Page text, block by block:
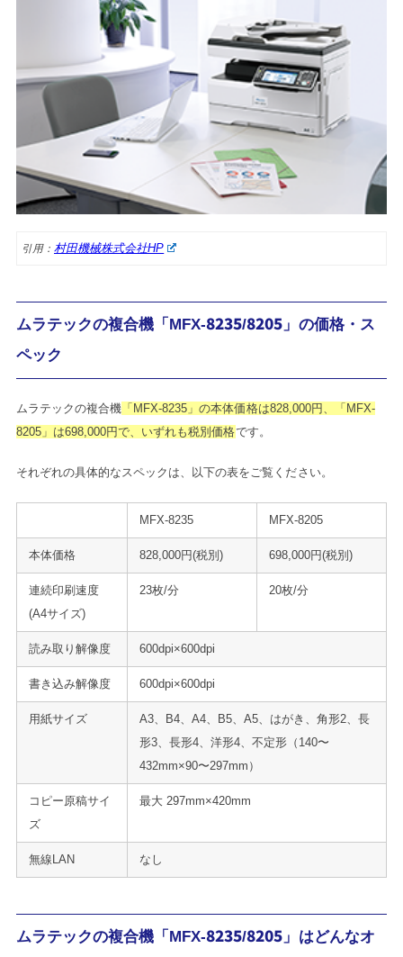
引用： 村田機械株式会社HP
ムラテックの複合機「MFX-8235/8205」の価格・ス
ペック
ムラテックの複合機 「MFX-8235」の本体価格は828,000円、「MFX-
8205」は698,000円で、いずれも税別価格です。
それぞれの具体的なスペックは、以下の表をご覧ください。
MFX-8235 MFX-8205
本体価格 828,000円(税別) 698,000円(税別)
連続印刷速度
(A4サイズ)
23枚/分 20枚/分
読み取り解像度 600dpi×600dpi
書き込み解像度 600dpi×600dpi
用紙サイズ
A3、B4、A4、B5、A5、はがき、角形2、長
形3、長形4、洋形4、不定形（140〜
432mm×90〜297mm）
コピー原稿サイ
ズ
最大 297mm×420mm
無線LAN なし
ムラテックの複合機「MFX-8235/8205」はどんなオ